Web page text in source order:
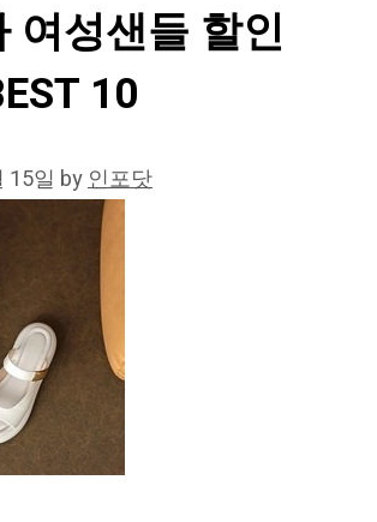
여성샌들 할인
10
15일 by인포닷